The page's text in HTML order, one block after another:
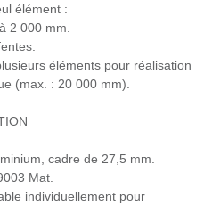
élément :
2 000 mm.
éléments pour réalisation
(max. : 20 000 mm).
cadre de 27,5 mm.
Mat.
individuellement pour